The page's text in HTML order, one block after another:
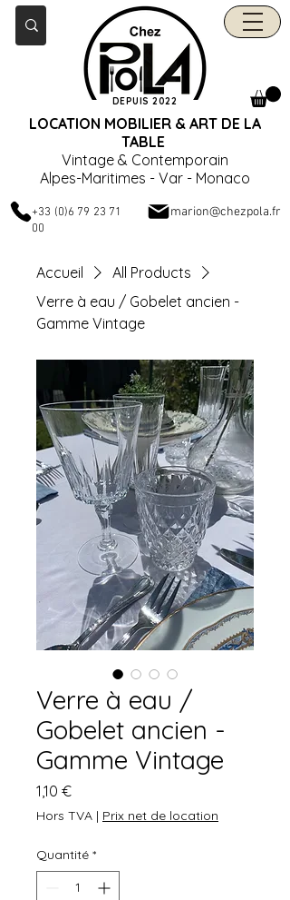
+33 (0)6 79 23 71
00
marion@chezpola.fr
LOCATION MOBILIER & ART DE LA
TABLE
Vintage & Contemporain
Alpes-Maritimes - Var - Monaco
DEPUIS 2022
Accueil
All Products
Verre à eau / Gobelet ancien -
Gamme Vintage
Verre à eau /
Gobelet ancien -
Gamme Vintage
1,10 €Prix
Hors TVA | Prix net de location
Quantité *